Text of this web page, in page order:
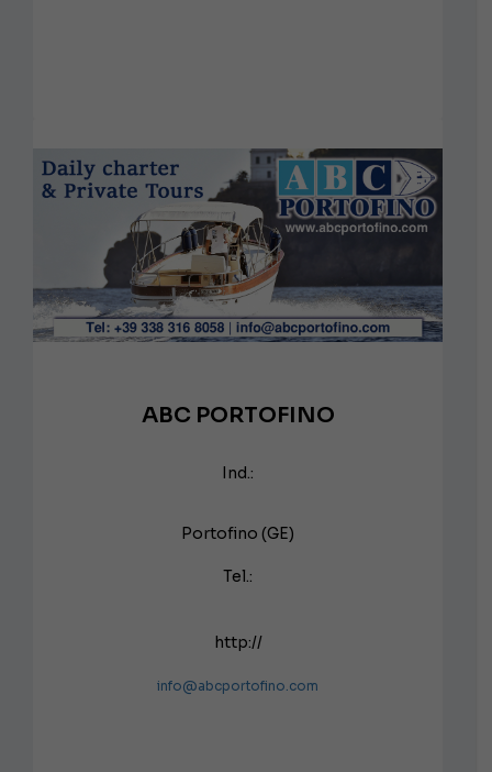
ABC PORTOFINO
Ind.:
Portofino (GE)
Tel.:
http://
info@abcportofino.com